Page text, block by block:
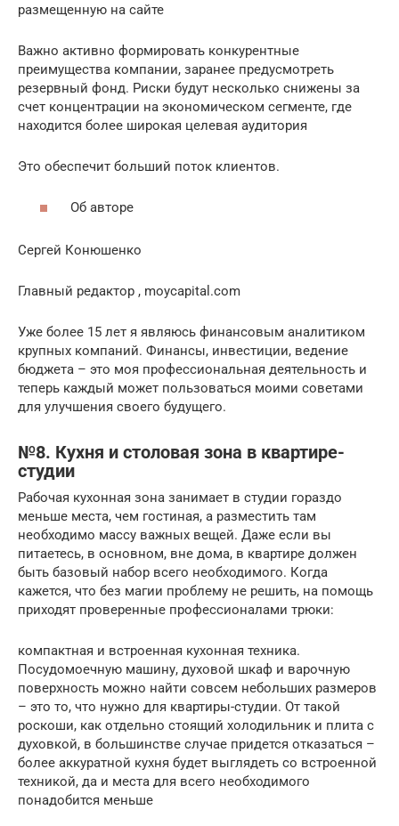
размещенную на сайте
Важно активно формировать конкурентные
преимущества компании, заранее предусмотреть
резервный фонд. Риски будут несколько снижены за
счет концентрации на экономическом сегменте, где
находится более широкая целевая аудитория
Это обеспечит больший поток клиентов.
Об авторе
Сергей Конюшенко
Главный редактор , moycapital.com
Уже более 15 лет я являюсь финансовым аналитиком
крупных компаний. Финансы, инвестиции, ведение
бюджета – это моя профессиональная деятельность и
теперь каждый может пользоваться моими советами
для улучшения своего будущего.
№8. Кухня и столовая зона в квартире-
студии
Рабочая кухонная зона занимает в студии гораздо
меньше места, чем гостиная, а разместить там
необходимо массу важных вещей. Даже если вы
питаетесь, в основном, вне дома, в квартире должен
быть базовый набор всего необходимого. Когда
кажется, что без магии проблему не решить, на помощь
приходят проверенные профессионалами трюки:
компактная и встроенная кухонная техника.
Посудомоечную машину, духовой шкаф и варочную
поверхность можно найти совсем небольших размеров
– это то, что нужно для квартиры-студии. От такой
роскоши, как отдельно стоящий холодильник и плита с
духовкой, в большинстве случае придется отказаться –
более аккуратной кухня будет выглядеть со встроенной
техникой, да и места для всего необходимого
понадобится меньше